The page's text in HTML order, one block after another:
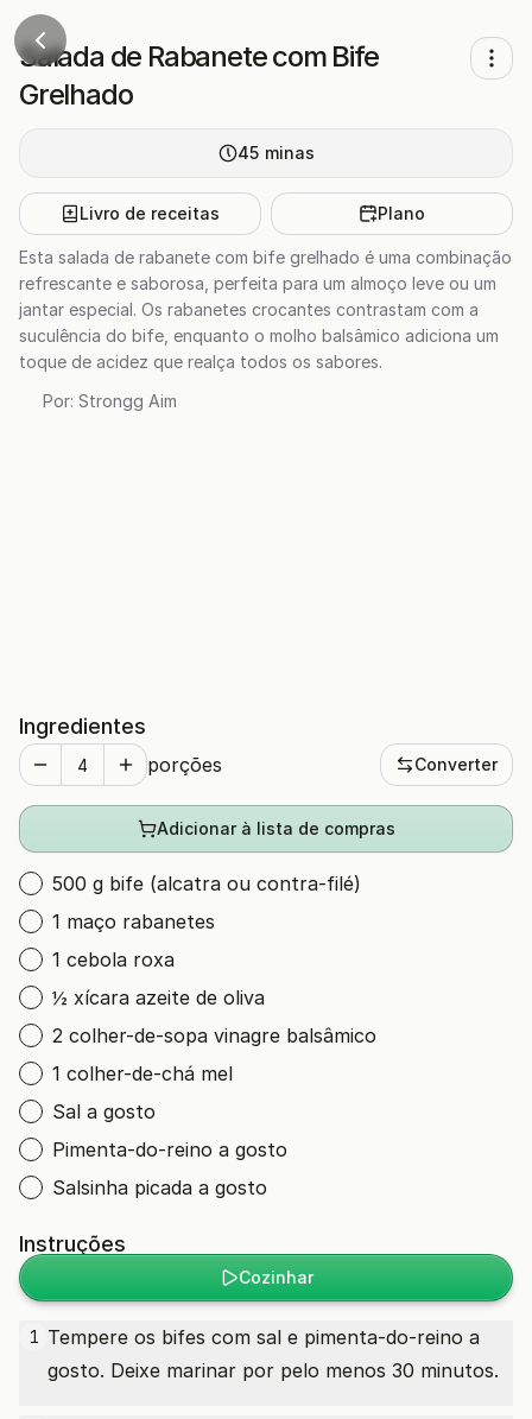
Salada de Rabanete com Bife
Grelhado
45 minas
Livro de receitas Plano
Esta salada de rabanete com bife grelhado é uma combinação
refrescante e saborosa, perfeita para um almoço leve ou um
jantar especial. Os rabanetes crocantes contrastam com a
suculência do bife, enquanto o molho balsâmico adiciona um
toque de acidez que realça todos os sabores.
Por: Strongg Aim
Ingredientes
porções Converter
Adicionar à lista de compras
500 g bife (alcatra ou contra-filé)
1 maço rabanetes
1 cebola roxa
½ xícara azeite de oliva
2 colher-de-sopa vinagre balsâmico
1 colher-de-chá mel
Sal a gosto
Pimenta-do-reino a gosto
Salsinha picada a gosto
Instruções
Cozinhar
1 Tempere os bifes com sal e pimenta-do-reino a
gosto. Deixe marinar por pelo menos 30 minutos.